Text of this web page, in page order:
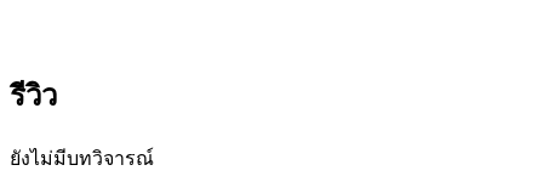
ทอง
เเดง
กระดาษ
รีวิว
ยังไม่มีบทวิจารณ์